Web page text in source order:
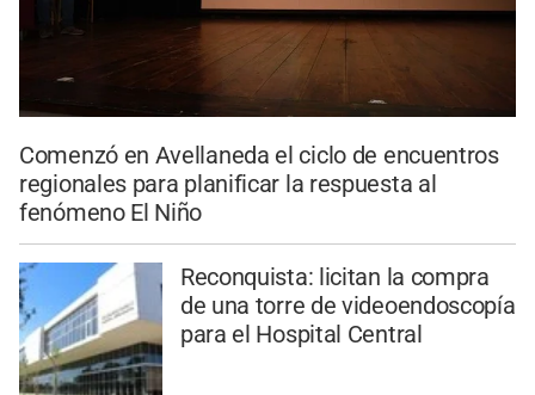
Comenzó en Avellaneda el ciclo de encuentros
regionales para planificar la respuesta al
fenómeno El Niño
Reconquista: licitan la compra
de una torre de videoendoscopía
para el Hospital Central